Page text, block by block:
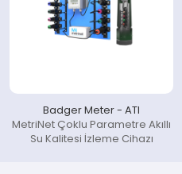
Badger Meter - ATI
MetriNet Çoklu Parametre Akıllı
Su Kalitesi İzleme Cihazı